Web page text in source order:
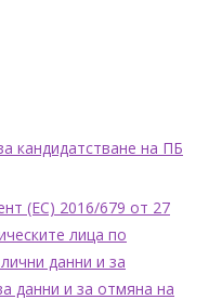
кандидатстване на ПБ
(ЕС) 2016/679 от 27
лица по
данни и за
данни и за отмяна на